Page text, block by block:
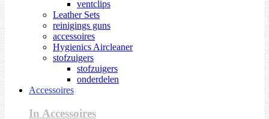
ventclips
Leather Sets
reinigings guns
accessoires
Hygienics Aircleaner
stofzuigers
stofzuigers
onderdelen
Accessoires
In Accessoires